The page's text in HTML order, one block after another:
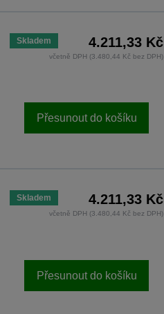
Skladem 4.211,33 Kč
včetně DPH (3.480,44 Kč bez DPH)
Přesunout do košíku
Skladem 4.211,33 Kč
včetně DPH (3.480,44 Kč bez DPH)
Přesunout do košíku